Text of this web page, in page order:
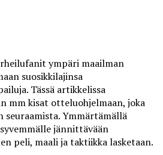
ympäri maailman
suosikkilajinsa
Tässä artikkelissa
mm kisat otteluohjelmaan, joka
seuraamista. Ymmärtämällä
jännittävään
peli, maali ja taktiikka lasketaan.